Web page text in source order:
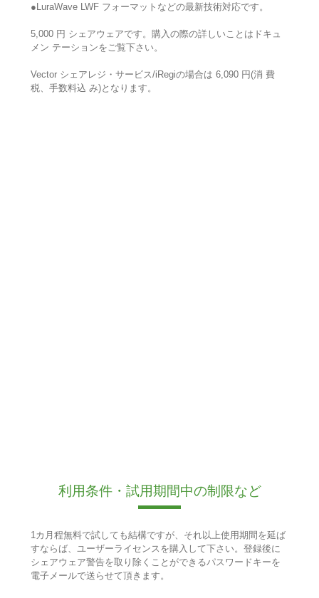
●LuraWave LWF フォーマットなどの最新技術対応です。
5,000 円 シェアウェアです。購入の際の詳しいことはドキュ
メン テーションをご覧下さい。
Vector シェアレジ・サービス/iRegiの場合は 6,090 円(消 費
税、手数料込 み)となります。
利用条件・試用期間中の制限など
1カ月程無料で試しても結構ですが、それ以上使用期間を延ば
すならば、ユーザーライセンスを購入して下さい。登録後に
シェアウェア警告を取り除くことができるパスワードキーを
電子メールで送らせて頂きます。